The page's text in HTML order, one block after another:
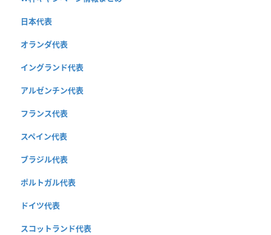
日本代表
オランダ代表
イングランド代表
アルゼンチン代表
フランス代表
スペイン代表
ブラジル代表
ポルトガル代表
ドイツ代表
スコットランド代表